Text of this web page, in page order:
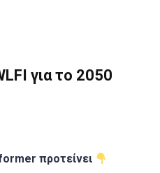
για το 2050
προτείνει